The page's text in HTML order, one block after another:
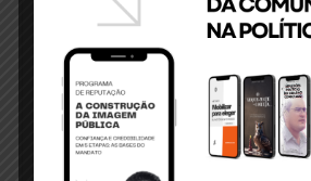
Disque Denúncia 24h:A
serviço do Disque Denúncia,
funciona 24 horas por dia.
podem ser feitas pelo
plataforma online